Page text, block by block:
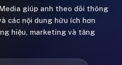
giúp anh theo dõi thông
các nội dung hữu ích hơn
hiệu, marketing và tăng